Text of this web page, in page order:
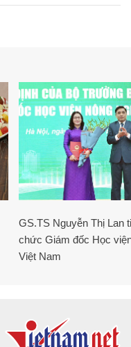
GS.TS Nguyễn Thị Lan
chức Giám đốc Học
Việt Nam